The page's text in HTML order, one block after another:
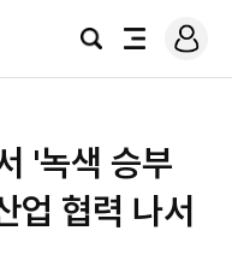
검
전
로
그
'녹색 승부
업 협력 나서